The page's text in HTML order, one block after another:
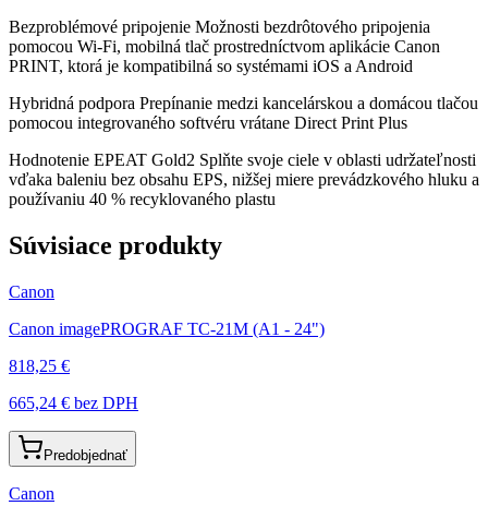
Bezproblémové pripojenie Možnosti bezdrôtového pripojenia
pomocou Wi-Fi, mobilná tlač prostredníctvom aplikácie Canon
PRINT, ktorá je kompatibilná so systémami iOS a Android
Hybridná podpora Prepínanie medzi kancelárskou a domácou tlačou
pomocou integrovaného softvéru vrátane Direct Print Plus
Hodnotenie EPEAT Gold2 Splňte svoje ciele v oblasti udržateľnosti
vďaka baleniu bez obsahu EPS, nižšej miere prevádzkového hluku a
používaniu 40 % recyklovaného plastu
Súvisiace produkty
Canon
Canon imagePROGRAF TC-21M (A1 - 24")
818,25 €
665,24 € bez DPH
Predobjednať
Canon